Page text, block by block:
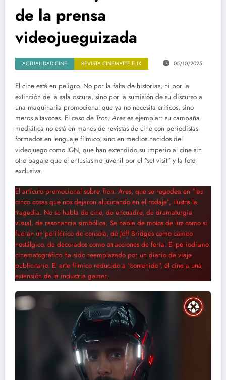
de la prensa
videojueguizada
ACTUALIDAD CINE REVISTA CINEMATTE FLIX 05/10/2025
El cine está en peligro. No por la falta de historias, ni por la
extinción de la sala oscura, sino por la sumisión de su discurso a
una maquinaria promocional que ya no necesita críticos, sino
meros altavoces. El caso de Tron: Ares es ejemplar: su campaña
mediática no está en manos de revistas de cine con periodistas
formados en lenguaje fílmico, sino en medios nacidos del
videojuego como IGN, que han extendido su imperio al cine sin
otro bagaje que el entusiasmo juvenil por el “set visit” y la foto
exclusiva.
El artículo promocional sobre Tron: Ares, que se regodea en “las
cinco cosas que nos dejaron alucinando en el rodaje”, ilustra la
tragedia. No se habla de cine, de encuadre, de dramaturgia
visual, de resonancia simbólica. Se habla de motos de luz como si
fueran un periférico de consola, de Jeff Bridges como cameo
nostálgico, de decorados como atracciones de feria. El periodismo
cinematográfico ha sido reemplazado por un diario de viaje
publicitario. El arte fílmico reducido a “contenido”, el cine a una
extensión de la industria gamer.